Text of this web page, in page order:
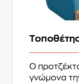
Ο
γνώμονα